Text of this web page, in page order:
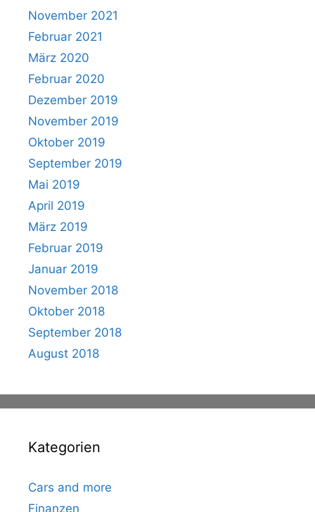
November 2021
Februar 2021
März 2020
Februar 2020
Dezember 2019
November 2019
Oktober 2019
September 2019
Mai 2019
April 2019
März 2019
Februar 2019
Januar 2019
November 2018
Oktober 2018
September 2018
August 2018
Kategorien
Cars and more
Finanzen